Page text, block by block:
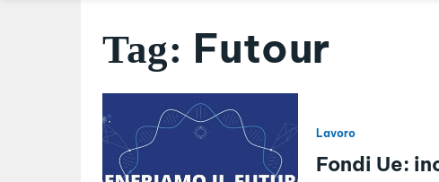
Tag: Futour
Lavoro
Fondi Ue: